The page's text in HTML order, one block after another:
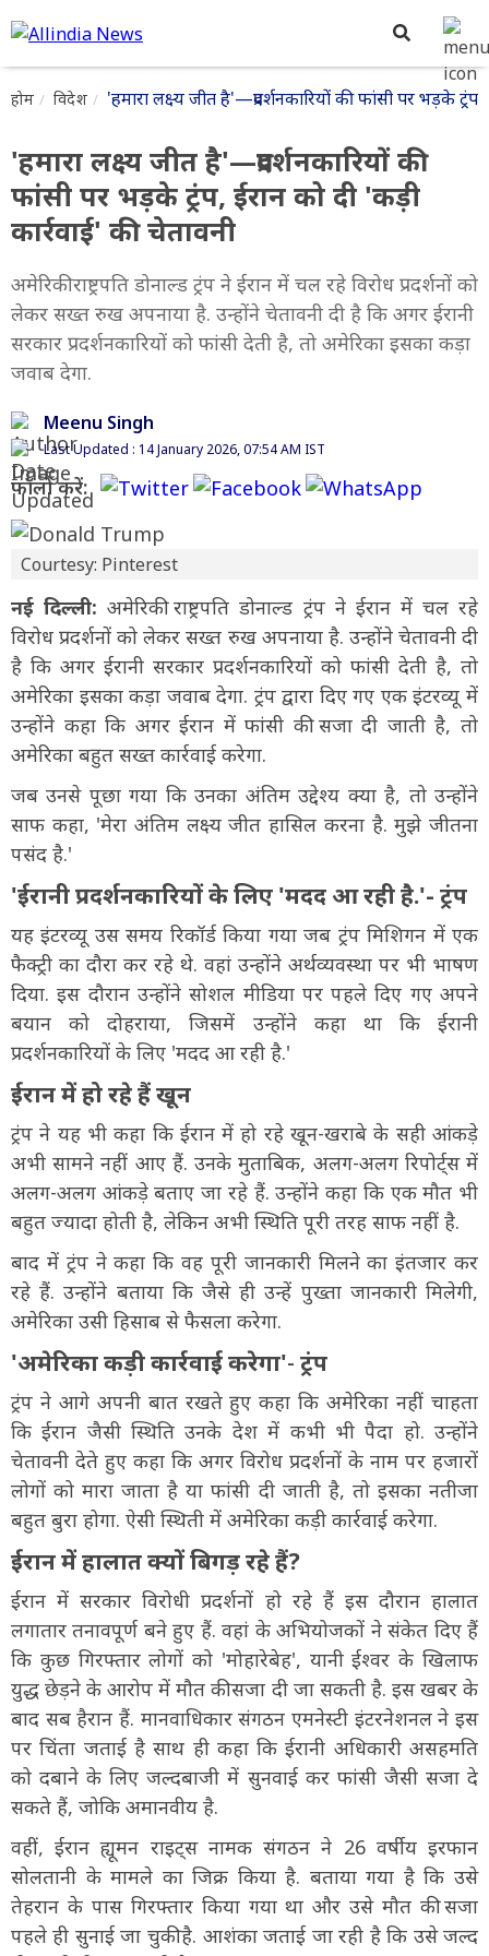
होम विदेश 'हमारा लक्ष्य जीत है'—प्रदर्शनकारियों की फांसी पर भड़के
'हमारा लक्ष्य जीत है'—प्रदर्शनकारियों की
फांसी पर भड़के ट्रंप, ईरान को दी 'कड़ी
कार्रवाई' की चेतावनी
अमेरिकी राष्ट्रपति डोनाल्ड ट्रंप ने ईरान में चल रहे विरोध प्रदर्शनों को
लेकर सख्त रुख अपनाया है. उन्होंने चेतावनी दी है कि अगर ईरानी
सरकार प्रदर्शनकारियों को फांसी देती है, तो अमेरिका इसका कड़ा
जवाब देगा.
Meenu Singh
Last Updated : 14 January 2026, 07:54 AM IST
फॉलो करें:
Courtesy: Pinterest
नई दिल्ली: अमेरिकी राष्ट्रपति डोनाल्ड ट्रंप ने ईरान में चल रहे
विरोध प्रदर्शनों को लेकर सख्त रुख अपनाया है. उन्होंने चेतावनी दी
है कि अगर ईरानी सरकार प्रदर्शनकारियों को फांसी देती है, तो
अमेरिका इसका कड़ा जवाब देगा. ट्रंप द्वारा दिए गए एक इंटरव्यू में
उन्होंने कहा कि अगर ईरान में फांसी की सजा दी जाती है, तो
अमेरिका बहुत सख्त कार्रवाई करेगा.
जब उनसे पूछा गया कि उनका अंतिम उद्देश्य क्या है, तो उन्होंने
साफ कहा, 'मेरा अंतिम लक्ष्य जीत हासिल करना है. मुझे जीतना
पसंद है.'
'ईरानी प्रदर्शनकारियों के लिए 'मदद आ रही है.'- ट्रंप
यह इंटरव्यू उस समय रिकॉर्ड किया गया जब ट्रंप मिशिगन में एक
फैक्ट्री का दौरा कर रहे थे. वहां उन्होंने अर्थव्यवस्था पर भी भाषण
दिया. इस दौरान उन्होंने सोशल मीडिया पर पहले दिए गए अपने
बयान को दोहराया, जिसमें उन्होंने कहा था कि ईरानी
प्रदर्शनकारियों के लिए 'मदद आ रही है.'
ईरान में हो रहे हैं खून
ट्रंप ने यह भी कहा कि ईरान में हो रहे खून-खराबे के सही आंकड़े
अभी सामने नहीं आए हैं. उनके मुताबिक, अलग-अलग रिपोर्ट्स में
अलग-अलग आंकड़े बताए जा रहे हैं. उन्होंने कहा कि एक मौत भी
बहुत ज्यादा होती है, लेकिन अभी स्थिति पूरी तरह साफ नहीं है.
बाद में ट्रंप ने कहा कि वह पूरी जानकारी मिलने का इंतजार कर
रहे हैं. उन्होंने बताया कि जैसे ही उन्हें पुख्ता जानकारी मिलेगी,
अमेरिका उसी हिसाब से फैसला करेगा.
'अमेरिका कड़ी कार्रवाई करेगा'- ट्रंप
ट्रंप ने आगे अपनी बात रखते हुए कहा कि अमेरिका नहीं चाहता
कि ईरान जैसी स्थिति उनके देश में कभी भी पैदा हो. उन्होंने
चेतावनी देते हुए कहा कि अगर विरोध प्रदर्शनों के नाम पर हजारों
लोगों को मारा जाता है या फांसी दी जाती है, तो इसका नतीजा
बहुत बुरा होगा. ऐसी स्थिती में अमेरिका कड़ी कार्रवाई करेगा.
ईरान में हालात क्यों बिगड़ रहे हैं?
ईरान में सरकार विरोधी प्रदर्शनों हो रहे हैं इस दौरान हालात
लगातार तनावपूर्ण बने हुए हैं. वहां के अभियोजकों ने संकेत दिए हैं
कि कुछ गिरफ्तार लोगों को 'मोहारेबेह', यानी ईश्वर के खिलाफ
युद्ध छेड़ने के आरोप में मौत की सजा दी जा सकती है. इस खबर के
बाद सब हैरान हैं. मानवाधिकार संगठन एमनेस्टी इंटरनेशनल ने इस
पर चिंता जताई है साथ ही कहा कि ईरानी अधिकारी असहमति
को दबाने के लिए जल्दबाजी में सुनवाई कर फांसी जैसी सजा दे
सकते हैं, जोकि अमानवीय है.
वहीं, ईरान ह्यूमन राइट्स नामक संगठन ने 26 वर्षीय इरफान
सोलतानी के मामले का जिक्र किया है. बताया गया है कि उसे
तेहरान के पास गिरफ्तार किया गया था और उसे मौत की सजा
पहले ही सुनाई जा चुकी है. आशंका जताई जा रही है कि उसे जल्द